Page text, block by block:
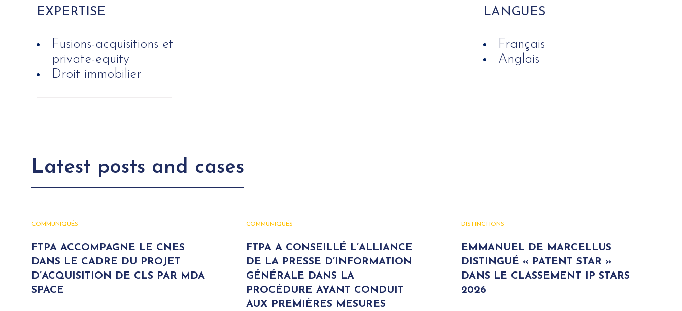
EXPERTISE
Fusions-acquisitions et
private-equity
Droit immobilier
LANGUES
Français
Anglais
Latest posts and cases
COMMUNIQUÉS
FTPA ACCOMPAGNE LE CNES
DANS LE CADRE DU PROJET
D’ACQUISITION DE CLS PAR MDA
SPACE
COMMUNIQUÉS
FTPA A CONSEILLÉ L’ALLIANCE
DE LA PRESSE D’INFORMATION
GÉNÉRALE DANS LA
PROCÉDURE AYANT CONDUIT
AUX PREMIÈRES MESURES
DISTINCTIONS
EMMANUEL DE MARCELLUS
DISTINGUÉ « PATENT STAR »
DANS LE CLASSEMENT IP STARS
2026